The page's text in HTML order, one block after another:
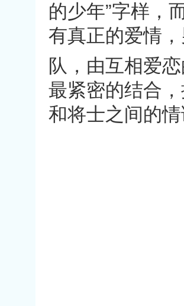
的少年”字样，
有真正的爱情
队，由互相爱
最紧密的结合
和将士之间的